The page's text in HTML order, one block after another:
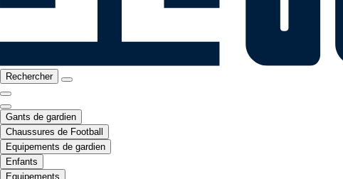
Rechercher
Gants de gardien
Chaussures de Football
Equipements de gardien
Enfants
Equipements